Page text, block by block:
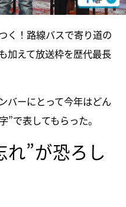
く！路線バスで寄り道の
加えて放送枠を歴代最長
バーにとって今年はどん
”で表してもらった。
”が恐ろし